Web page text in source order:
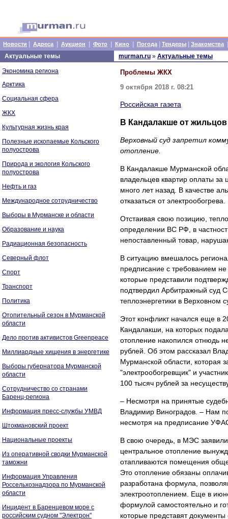
Новости Адреса Аукцион Фото Кино Погода Тендеры Знакомства
Актуальные темы
Экономика региона
Арктика
Социальная сфера
ЖКХ
Культурная жизнь края
Полезные ископаемые Кольского
полуострова
Природа и экология Кольского
полуострова
Нефть и газ
Международное сотрудничество
Выборы в Мурманске и области
Образование и наука
Радиационная безопасность
Северный флот
Спорт
Транспорт
Политика
Отопительный сезон в Мурманской
области
Дело против активистов Greenpeace
Миллиардные хищения в энергетике
Выборы губернатора Мурманской
области
Сотрудничество со странами
Баренц-региона
Информация пресс-службы УМВД
Штокмановский проект
Национальные проекты
Из оперативной сводки Мурманской
таможни
Информация Управления
Россельхознадзора по Мурманской
области
Инцидент в Баренцевом море с
российским судном "Электрон"
murman.ru » Актуальные темы
Проблемы ЖКХ
9 октября 2018 г. 08:21
Российская газета
В Кандалакше от
Верховный суд запретил
отопление.
В Кандалакше Мурманской
владельцев квартир оплаты за
много лет назад. В качестве
отказаться от электрообогрева.
Отстаивая свою позицию,
определении ВС РФ, в
непоставленный товар,
В ситуацию вмешалось
предписание с требованием не
которые представили
подтвердил Арбитражный суд
теплоэнергетики в Верховном
Этот конфликт начался еще в
Кандалакши, на которых
отопление накопился отнюдь
рублей. Об этом рассказал
Мурманской области, которая
"электрообогревщик" и
100 тысяч рублей за
– Несмотря на принятые
Владимир Виноградов. – Нам
несмотря на предписание
В свою очередь, в МЭС
центральное отопление
отапливаются помещения
Это отопление обязаны
разработана формула,
электроотоплением. Еще в
формулой самостоятельно и
которые представят